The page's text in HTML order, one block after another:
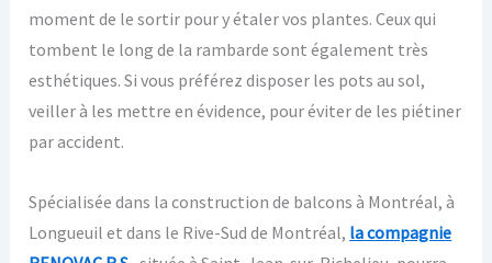
moment de le sortir pour y étaler vos plantes. Ceux qui
tombent le long de la rambarde sont également très
esthétiques. Si vous préférez disposer les pots au sol,
veiller à les mettre en évidence, pour éviter de les piétiner
par accident.
Spécialisée dans la construction de balcons à Montréal, à
Longueuil et dans le Rive-Sud de Montréal, la compagnie